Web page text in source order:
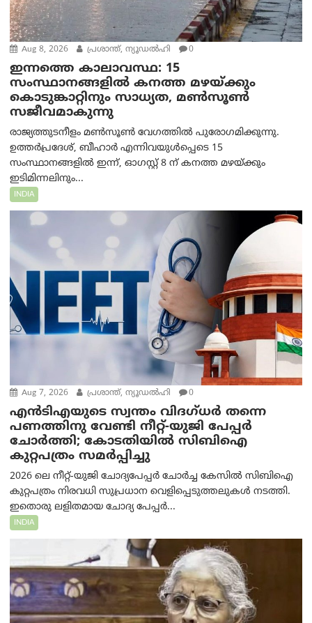
Aug 8, 2026 പ്രശാന്ത്, ന്യൂഡല്‍ഹി 0
ഇന്നത്തെ കാലാവസ്ഥ: 15
സംസ്ഥാനങ്ങളിൽ കനത്ത മഴയ്ക്കും
കൊടുങ്കാറ്റിനും സാധ്യത, മൺസൂൺ
സജീവമാകുന്നു
രാജ്യത്തുടനീളം മൺസൂൺ വേഗത്തിൽ പുരോഗമിക്കുന്നു.
ഉത്തർപ്രദേശ്, ബീഹാർ എന്നിവയുൾപ്പെടെ 15
സംസ്ഥാനങ്ങളിൽ ഇന്ന്, ഓഗസ്റ്റ് 8 ന് കനത്ത മഴയ്ക്കും
ഇടിമിന്നലിനും...
INDIA
Aug 7, 2026 പ്രശാന്ത്, ന്യൂഡല്‍ഹി 0
എൻ‌ടി‌എയുടെ സ്വന്തം വിദഗ്ധർ തന്നെ
പണത്തിനു വേണ്ടി നീറ്റ്-യു‌ജി പേപ്പർ
ചോർത്തി; കോടതിയില്‍ സിബിഐ
കുറ്റപത്രം സമര്‍പ്പിച്ചു
2026 ലെ നീറ്റ്-യുജി ചോദ്യപേപ്പർ ചോർച്ച കേസിൽ സിബിഐ
കുറ്റപത്രം നിരവധി സുപ്രധാന വെളിപ്പെടുത്തലുകൾ നടത്തി.
ഇതൊരു ലളിതമായ ചോദ്യ പേപ്പർ...
INDIA